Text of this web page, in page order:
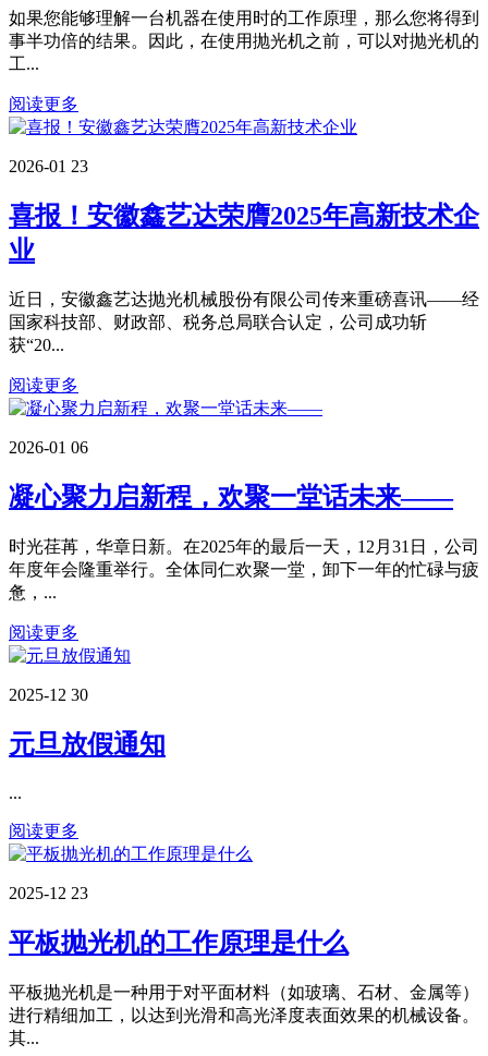
如果您能够理解一台机器在使用时的工作原理，那么您将得到
事半功倍的结果。因此，在使用抛光机之前，可以对抛光机的
工...
阅读更多
2026-01 23
喜报！安徽鑫艺达荣膺2025年高新技术企
业
近日，安徽鑫艺达抛光机械股份有限公司传来重磅喜讯——经
国家科技部、财政部、税务总局联合认定，公司成功斩
获“20...
阅读更多
2026-01 06
凝心聚力启新程，欢聚一堂话未来——
时光荏苒，华章日新。在2025年的最后一天，12月31日，公司
年度年会隆重举行。全体同仁欢聚一堂，卸下一年的忙碌与疲
惫，...
阅读更多
2025-12 30
元旦放假通知
...
阅读更多
2025-12 23
平板抛光机的工作原理是什么
平板抛光机是一种用于对平面材料（如玻璃、石材、金属等）
进行精细加工，以达到光滑和高光泽度表面效果的机械设备。
其...